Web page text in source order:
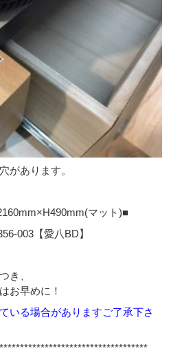
があります。
マット)■
003【愛八BD】
き、
お早めに！
いる場合がありますご了承下さ